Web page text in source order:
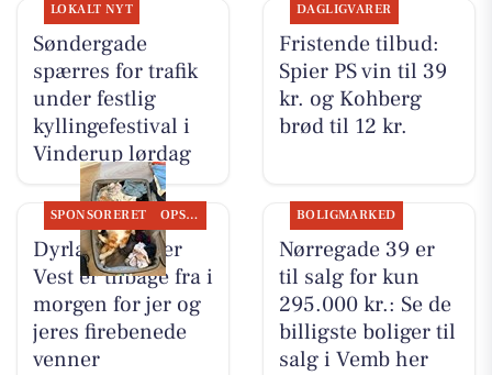
LOKALT NYT
Søndergade
spærres for trafik
under festlig
kyllingefestival i
Vinderup lørdag
DAGLIGVARER
Fristende tilbud:
Spier PS vin til 39
kr. og Kohberg
brød til 12 kr.
SPONSORERET OPSLAGSTAVLEN
Dyrlæge Center
Vest er tilbage fra i
morgen for jer og
jeres firebenede
venner
BOLIGMARKED
Nørregade 39 er
til salg for kun
295.000 kr.: Se de
billigste boliger til
salg i Vemb her